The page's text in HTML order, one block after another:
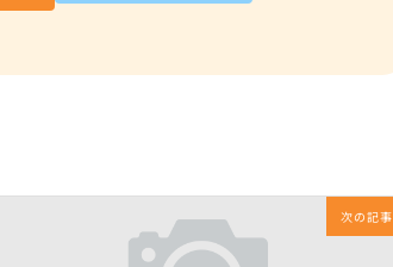
次の記事